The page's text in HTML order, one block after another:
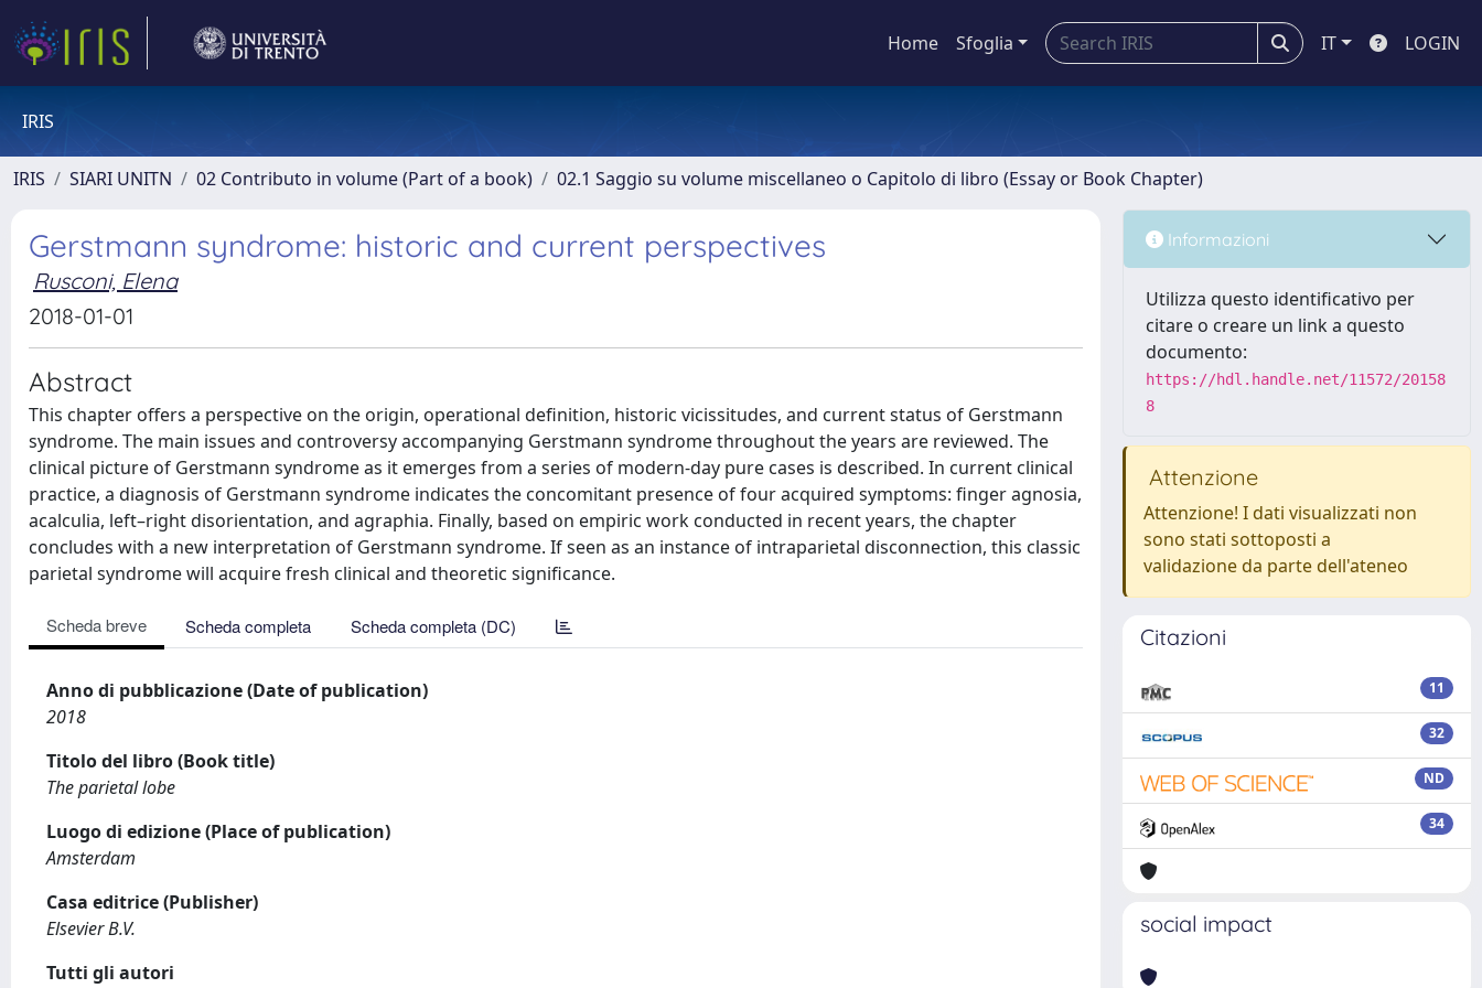
Home Sfoglia IT LOGIN
IRIS
IRIS SIARI UNITN 02 Contributo in volume (Part of a book) 02.1 Saggio su volume miscellaneo o Capitolo di libro (Essay or Book Chapter)
Gerstmann syndrome: historic and current perspectives
Rusconi, Elena
2018-01-01
Abstract
This chapter offers a perspective on the origin, operational definition, historic vicissitudes, and current status of Gerstmann
syndrome. The main issues and controversy accompanying Gerstmann syndrome throughout the years are reviewed. The
clinical picture of Gerstmann syndrome as it emerges from a series of modern-day pure cases is described. In current clinical
practice, a diagnosis of Gerstmann syndrome indicates the concomitant presence of four acquired symptoms: finger agnosia,
acalculia, left–right disorientation, and agraphia. Finally, based on empiric work conducted in recent years, the chapter
concludes with a new interpretation of Gerstmann syndrome. If seen as an instance of intraparietal disconnection, this classic
parietal syndrome will acquire fresh clinical and theoretic significance.
Scheda breve Scheda completa Scheda completa (DC)
Anno di pubblicazione (Date of publication)
2018
Titolo del libro (Book title)
The parietal lobe
Luogo di edizione (Place of publication)
Amsterdam
Casa editrice (Publisher)
Elsevier B.V.
Tutti gli autori
Informazioni
Utilizza questo identificativo per
citare o creare un link a questo
documento:
https://hdl.handle.net/11572/20158
8
Attenzione
Attenzione! I dati visualizzati non
sono stati sottoposti a
validazione da parte dell'ateneo
Citazioni
11
32
ND
34
social impact